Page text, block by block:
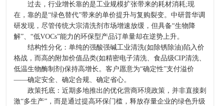
过去，行业增长靠的是工业规模扩张带来的耗材消耗;现
在，靠的是“绿色替代”带来的单价提升与复购裂变。中研普华调
研发现，尽管传统大宗清洗剂市场增速放缓，但具备“生物降
解”、“低VOCs”能力的环保型产品订单量却在逆势上升。
结构性分化：单纯的强酸强碱工业清洗(如除锈除油)陷入价
格战，而高的附加价值品类(如精密电子清洗、食品级CIP清洗、
低温生物酶制剂)保持高增长。客户愿意为“确定性”支付溢价
——确定安全、确定合规、确定省心。
政策托底：近期多地推出的优化营商环境政策，并非直接刺
激“多生产”，而是通过提高环保门槛，释放存量企业的绿色升级